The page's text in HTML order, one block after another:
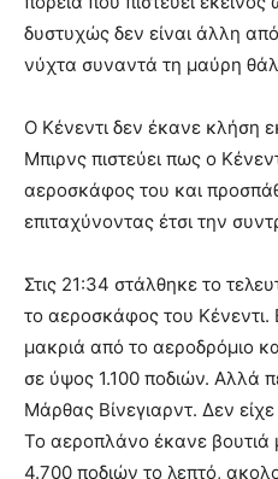
δυστυχώς δεν είναι άλλη
νύχτα συναντά τη μαύρη
Ο Κένεντι δεν έκανε κλήση
Μπιρνς πιστεύει πως ο
αεροσκάφος του και
επιταχύνοντας έτσι την
Στις 21:34 στάλθηκε το
το αεροσκάφος του Κένεντι.
μακριά από το αεροδρόμιο
σε ύψος 1.100 ποδιών. Αλλά
Μάρθας Βίνεγιαρντ. Δεν
Το αεροπλάνο έκανε βουτιά
4.700 ποδιών το λεπτό,